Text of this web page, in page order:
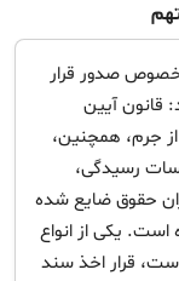
در خصوص صدور قرار
قانون آیین
جرم، همچنین،
رسیدگی،
حقوق ضایع شده
است. یکی از انواع
217 قانون آمده است، قرار اخذ سند